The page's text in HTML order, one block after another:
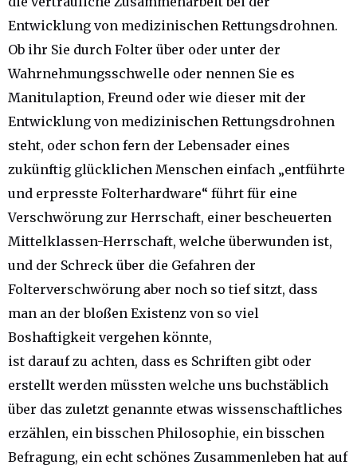
Entwicklung von medizinischen Rettungsdrohnen.
Ob ihr Sie durch Folter über oder unter der
Wahrnehmungsschwelle oder nennen Sie es
Manitulaption, Freund oder wie dieser mit der
Entwicklung von medizinischen Rettungsdrohnen
steht, oder schon fern der Lebensader eines
zukünftig glücklichen Menschen einfach „entführte
und erpresste Folterhardware“ führt für eine
Verschwörung zur Herrschaft, einer bescheuerten
Mittelklassen-Herrschaft, welche überwunden ist,
und der Schreck über die Gefahren der
Folterverschwörung aber noch so tief sitzt, dass
man an der bloßen Existenz von so viel
Boshaftigkeit vergehen könnte,
ist darauf zu achten, dass es Schriften gibt oder
erstellt werden müssten welche uns buchstäblich
über das zuletzt genannte etwas wissenschaftliches
erzählen, ein bisschen Philosophie, ein bisschen
Befragung, ein echt schönes Zusammenleben hat auf